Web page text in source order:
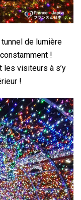
de lumière
!
les visiteurs à s’y
!